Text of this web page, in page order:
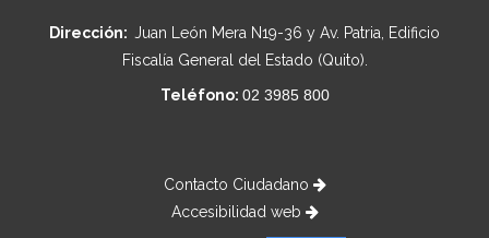
Dirección: Juan León Mera N19-36 y Av. Patria, Edificio
Fiscalía General del Estado (Quito).
Teléfono: 02 3985 800
Contacto Ciudadano
Accesibilidad web